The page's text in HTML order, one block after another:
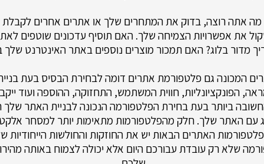
מה אתה רוצה, בדוק את המתחרים שלך או אתרים אחרים
את אפשרויות הצמיחה שלך. האם תוסיף עדכונים שוטפים
מדור בלוג? האם תמכור מוצרים נוספים באתר האינטרנט שלך
המכונה גם פלטפורמת אתרים דומה לבחירת הבסיס בעת
הפונקציונליות, חווית המשתמש, התחזוקה, ההוספה ועוד
ביותר בעת בחירת הפלטפורמה הנכונה לבניית האתר
עם האתר שלך. חלק מהפלטפורמות מתאימות יותר למסחר
האתרים הבאות יש את החוזקות והחולשות הייחודיות
שלא רק עובדת עבורכם היום אלא יכולה לצמוח באותה